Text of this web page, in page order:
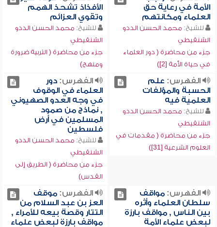
الأمة في رعاية حق
العلماء ومكانتهم
للشيخ: محمد الحسن الددو
الشنقيطي
جزء من محاضرة ( دور العلماء
في حياة الأمة [2])
الأفذاذ تشحذ الهمم
وتقوي العزائم
للشيخ: محمد الحسن الددو
الشنقيطي
جزء من محاضرة ( التربية ضرورة
ومنهج)
الفهرس: علم
الحسبة والمؤلفات
العلمية فيه
للشيخ: محمد الحسن الددو
الشنقيطي
جزء من محاضرة ( مقدمات في
العلوم الشرعية [31])
الفهرس:دور
العلماء في الوقوف
في وجه العدو الصهيوني
, نماذج من صمود
المسلمين في أرض
فلسطين
للشيخ: محمد الحسن الددو
الشنقيطي
جزء من محاضرة ( الطريق إلى
القدس)
الفهرس:مواقف
سلطان العلماء وأثره
بين الناس , مواقف بارزة
لبعض علماء الأمة
الفهرس:موقف
العز بن عبد السلام من
التتار وقصة بيعه للأمراء ,
مواقف بارزة لبعض علماء